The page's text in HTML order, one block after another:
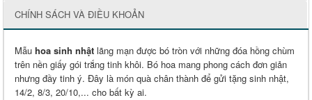
CHÍNH SÁCH VÀ ĐIỀU KHOẢN
Mẫu hoa sinh nhật lãng mạn được bó tròn với những đóa hồng chùm
trên nền giấy gói trắng tinh khôi. Bó hoa mang phong cách đơn giản
nhưng đầy tinh ý. Đây là món quà chân thành để gửi tặng sinh nhật,
14/2, 8/3, 20/10,... cho bất kỳ ai.